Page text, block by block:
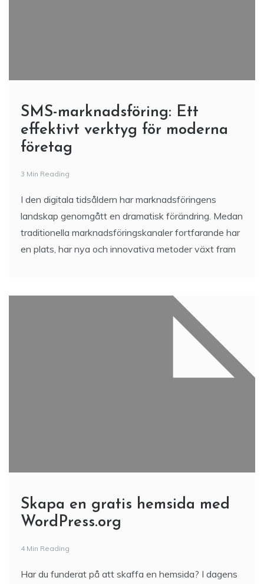
SMS-marknadsföring: Ett
effektivt verktyg för moderna
företag
3 Min Reading
I den digitala tidsåldern har marknadsföringens
landskap genomgått en dramatisk förändring. Medan
traditionella marknadsföringskanaler fortfarande har
en plats, har nya och innovativa metoder växt fram
Skapa en gratis hemsida med
WordPress.org
4 Min Reading
Har du funderat på att skaffa en hemsida? I dagens